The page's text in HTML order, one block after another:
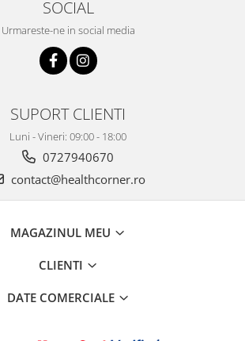
SOCIAL
Urmareste-ne in social media
SUPORT CLIENTI
Luni - Vineri: 09:00 - 18:00
0727940670
contact@healthcorner.ro
MAGAZINUL MEU
CLIENTI
DATE COMERCIALE